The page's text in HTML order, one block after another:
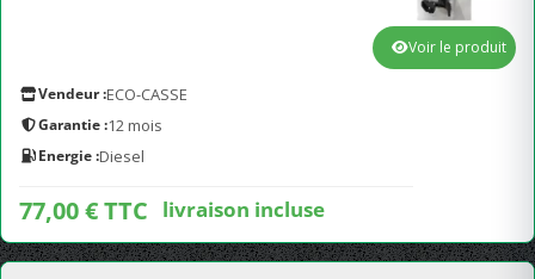
Vendeur :ECO-CASSE
Garantie :12 mois
Energie :Diesel
77,00 € TTC livraison incluse
Voir le produit